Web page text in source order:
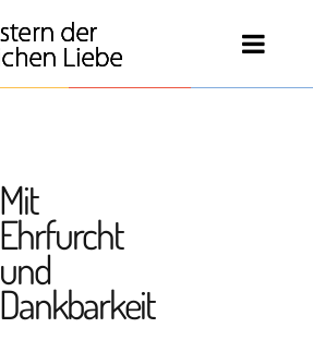
Mit
Ehrfurcht
und
Dankbarkeit